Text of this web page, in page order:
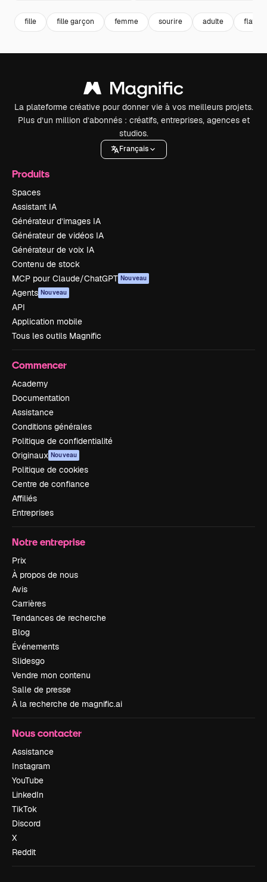
fille fille garçon femme sourire adulte flat
La plateforme créative pour donner vie à vos meilleurs projets.
Plus d’un million d’abonnés : créatifs, entreprises, agences et
studios.
Français
Produits
Spaces
Assistant IA
Générateur d’images IA
Générateur de vidéos IA
Générateur de voix IA
Contenu de stock
MCP pour Claude/ChatGPT Nouveau
Agents Nouveau
API
Application mobile
Tous les outils Magnific
Commencer
Academy
Documentation
Assistance
Conditions générales
Politique de confidentialité
Originaux Nouveau
Politique de cookies
Centre de confiance
Affiliés
Entreprises
Notre entreprise
Prix
À propos de nous
Avis
Carrières
Tendances de recherche
Blog
Événements
Slidesgo
Vendre mon contenu
Salle de presse
À la recherche de magnific.ai
Nous contacter
Assistance
Instagram
YouTube
LinkedIn
TikTok
Discord
X
Reddit